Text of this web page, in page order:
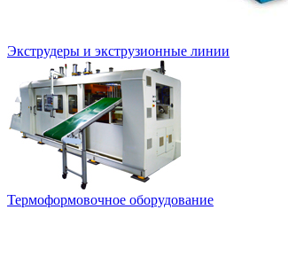
Экструдеры и экструзионные линии
Термоформовочное оборудование